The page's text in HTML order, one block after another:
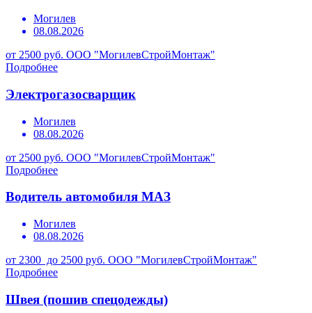
Могилев
08.08.2026
от 2500 руб. ООО "МогилевСтройМонтаж"
Подробнее
Электрогазосварщик
Могилев
08.08.2026
от 2500 руб. ООО "МогилевСтройМонтаж"
Подробнее
Водитель автомобиля МАЗ
Могилев
08.08.2026
от 2300 до 2500 руб. ООО "МогилевСтройМонтаж"
Подробнее
Швея (пошив спецодежды)